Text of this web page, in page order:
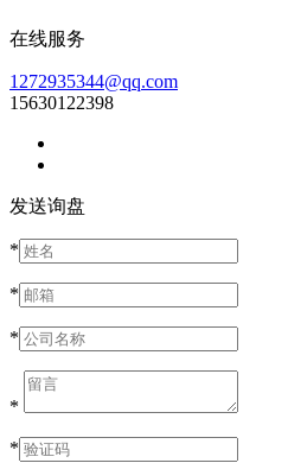
在线服务
1272935344@qq.com
15630122398
发送询盘
*
*
*
*
*